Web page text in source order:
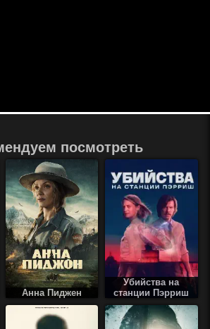
посмотреть
Анна Пиджен
Убийства на
станции Пэрриш